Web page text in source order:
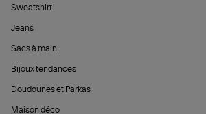
Sweatshirt
Jeans
Sacs à main
Bijoux tendances
Doudounes et Parkas
Maison déco